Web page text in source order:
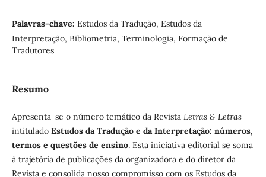
Palavras-chave: Estudos da Tradução, Estudos da
Interpretação, Bibliometria, Terminologia, Formação de
Tradutores
Resumo
Apresenta-se o número temático da Revista Letras & Letras
intitulado Estudos da Tradução e da Interpretação: números,
termos e questões de ensino. Esta iniciativa editorial se soma
à trajetória de publicações da organizadora e do diretor da
Revista e consolida nosso compromisso com os Estudos da